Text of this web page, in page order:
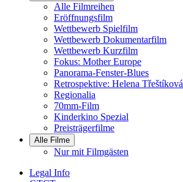
Alle Filmreihen
Eröffnungsfilm
Wettbewerb Spielfilm
Wettbewerb Dokumentarfilm
Wettbewerb Kurzfilm
Fokus: Mother Europe
Panorama-Fenster-Blues
Retrospektive: Helena Třeštíková
Regionalia
70mm-Film
Kinderkino Spezial
Preisträgerfilme
Alle Filme
Nur mit Filmgästen
Legal Info